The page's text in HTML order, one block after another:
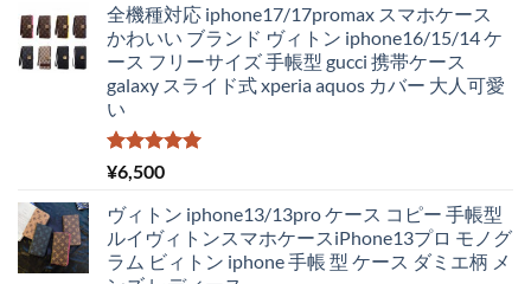
全機種対応 iphone17/17promax スマホケース
かわいい ブランド ヴィトン iphone16/15/14 ケ
ース フリーサイズ 手帳型 gucci 携帯ケース
galaxy スライド式 xperia aquos カバー 大人可愛
い
5段階中
5.00
¥6,500
ヴィトン iphone13/13pro ケース コピー 手帳型
ルイヴィトンスマホケースiPhone13プロ モノグ
ラム ビィトン iphone 手帳 型 ケース ダミエ柄 メ